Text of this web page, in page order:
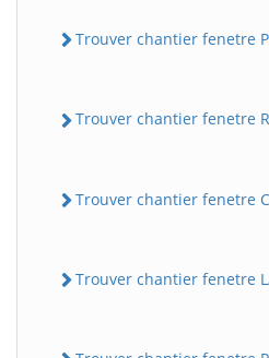
Trouver chantier fenetre
Trouver chantier fenetre
Trouver chantier fenetre
Trouver chantier fenetre